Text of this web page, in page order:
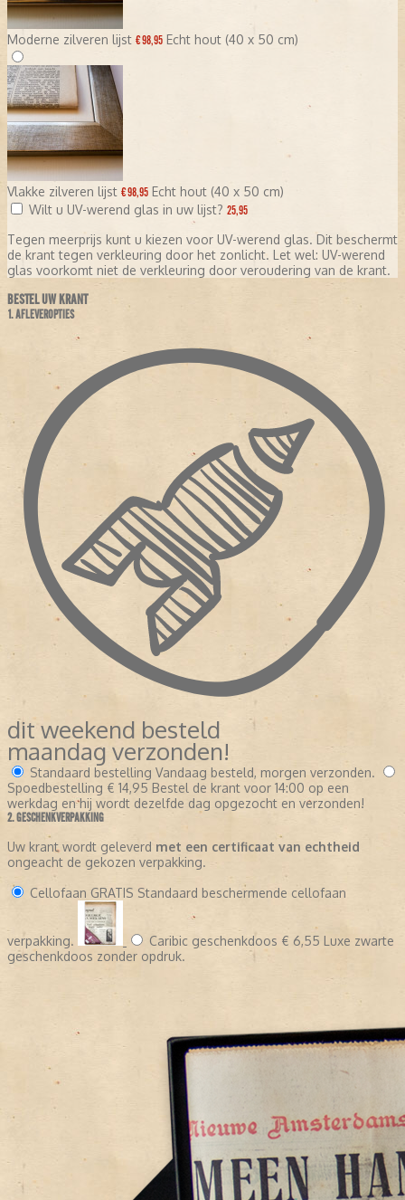
Moderne zilveren lijst € 98,95 Echt hout (40 x 50 cm)
Vlakke zilveren lijst € 98,95 Echt hout (40 x 50 cm)
Wilt u UV-werend glas in uw lijst? 25,95
Tegen meerprijs kunt u kiezen voor UV-werend glas. Dit beschermt
de krant tegen verkleuring door het zonlicht. Let wel: UV-werend
glas voorkomt niet de verkleuring door veroudering van de krant.
BESTEL UW KRANT
1. AFLEVEROPTIES
dit weekend besteld
maandag verzonden!
Standaard bestelling Vandaag besteld, morgen verzonden.
Spoedbestelling € 14,95 Bestel de krant voor 14:00 op een
werkdag en hij wordt dezelfde dag opgezocht en verzonden!
2. GESCHENKVERPAKKING
Uw krant wordt geleverd met een certificaat van echtheid
ongeacht de gekozen verpakking.
Cellofaan GRATIS Standaard beschermende cellofaan
verpakking. Caribic geschenkdoos € 6,55 Luxe zwarte
geschenkdoos zonder opdruk.